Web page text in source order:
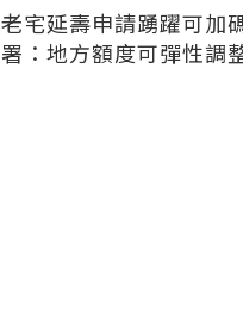
老宅延壽申請踴躍可加
署：地方額度可彈性調